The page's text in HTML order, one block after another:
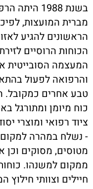
בשנת 1988
מברית המועצות,
הראשונים להגיע
הכוחות הרוסיים
המעצמה הסובייטית
והרפואה לפעול
טבע אחרים כמקובל.
כוח מיומן ומתורגל
ציוד רפואי ומוצרי
- נשלח במהרה למקום
מטוסים, מסוקים וכן
ממקום למשנהו.
חיילים וצוותי חילוץ